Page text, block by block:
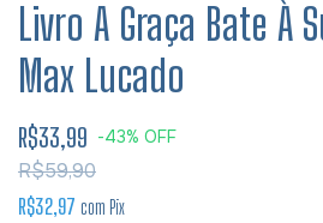
Livro A Graça Bate À
Max Lucado
R$33,99 -43% OFF
R$59,90
R$32,97 com Pix